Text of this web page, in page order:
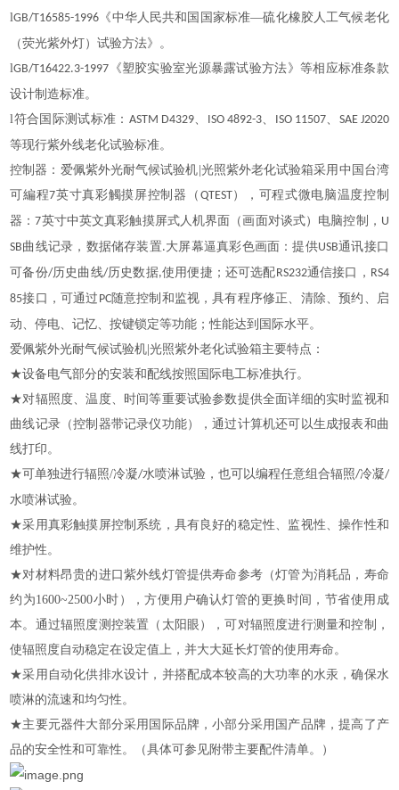
lGB/T16585-1996 《中华人民共和国国家标准—硫化橡胶人工气候老化
（荧光紫外灯）试验方法》。
lGB/T16422.3-1997 《塑胶实验室光源暴露试验方法》等相应标准条款
设计制造标准。
l符合国际测试标准： ASTM D4329、 ISO 4892-3、 ISO 11507、 SAE J2020
等现行紫外线老化试验标准。
控制器：爱佩紫外光耐气候试验机 光照紫外老化试验箱采用中国台湾
可編程7英寸真彩觸摸屏控制器（ QTEST），可程式微电脑温度控制
器：7英寸中英文真彩触摸屏式人机界面（画面对谈式）电脑控制， U
SB曲线记录，数据储存装置.大屏幕逼真彩色画面：提供USB通讯接口
可备份/历史曲线/历史数据,使用便捷；还可选配RS232通信接口， RS4
85接口，可通过 PC随意控制和监视，具有程序修正、清除、预约、启
动、停电、记忆、按键锁定等功能；性能达到国际水平。
爱佩紫外光耐气候试验机 |光照紫外老化试验箱主要特点：
★设备电气部分的安装和配线按照国际电工标准执行。
★对辐照度、温度、时间等重要试验参数提供全面详细的实时监视和
曲线记录（控制器带记录仪功能），通过计算机还可以生成报表和曲
线打印。
★可单独进行辐照/冷凝/水喷淋试验，也可以编程任意组合辐照/冷凝/
水喷淋试验。
★采用真彩触摸屏控制系统，具有良好的稳定性、监视性、操作性和
维护性。
★对材料昂贵的进口紫外线灯管提供寿命参考（灯管为消耗品，寿命
约为1600~2500小时），方便用户确认灯管的更换时间，节省使用成
本。通过辐照度测控装置（太阳眼），可对辐照度进行测量和控制，
使辐照度自动稳定在设定值上，并大大延长灯管的使用寿命。
★采用自动化供排水设计，并搭配成本较高的大功率的水汞，确保水
喷淋的流速和均匀性。
★主要元器件大部分采用国际品牌 ，小部分采用国产品牌，提高了产
品的安全性和可靠性。（具体可参见附带主要配件清单。）